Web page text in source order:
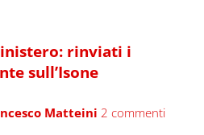
rinviati i
sull’Isone
Matteini 2 commenti